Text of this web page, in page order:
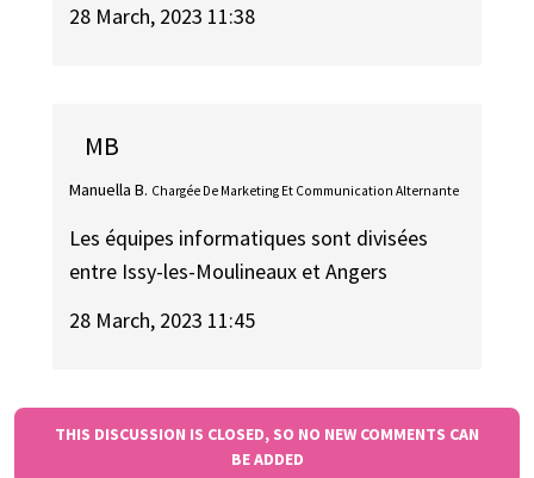
28 March, 2023 11:38
MB
Manuella B. Chargée De Marketing Et Communication Alternante
Les équipes informatiques sont divisées
entre Issy-les-Moulineaux et Angers
28 March, 2023 11:45
THIS DISCUSSION IS CLOSED, SO NO NEW COMMENTS CAN
BE ADDED